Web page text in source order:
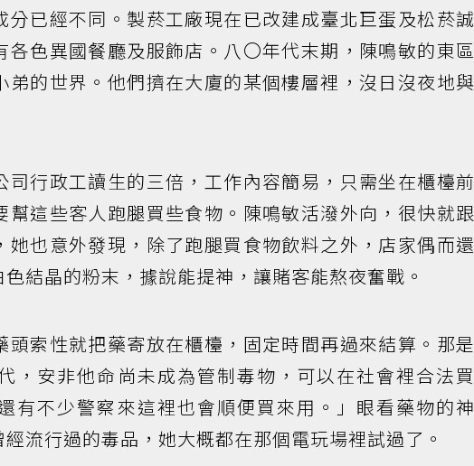
分已經不同。製菸工廠現在已改建成臺北巨蛋及松菸誠
各色異國餐廳及服飾店。八〇年代末期，陳鳴敏的東區
弟的世界。他們擠在大廈的某個樓層裡，沒日沒夜地與
行政工讀生的三倍，工作內容簡易，只需坐在櫃檯前
幫這些客人跑腿買些食物。陳鳴敏活潑外向，很快就跟
也意外發現，除了跑腿買食物飲料之外，店家偶而還
結晶的粉末，據說能提神，讓賭客能熬夜奮戰。
頭索性就把藥寄放在櫃檯，固定時間再過來結算。那是
，安非他命尚未成為管制毒物，可以在社會裡合法買
有不少警察來這裡也會順便買來用。」眼看藥物的神
流行過的毒品，她大概都在那個電玩場裡試過了。